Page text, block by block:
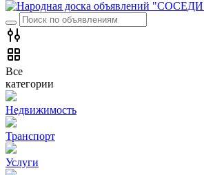
Все
категории
Недвижимость
Транспорт
Услуги